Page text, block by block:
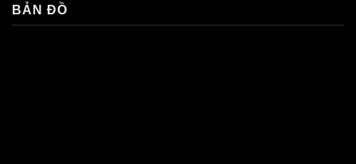
BẢN ĐỒ